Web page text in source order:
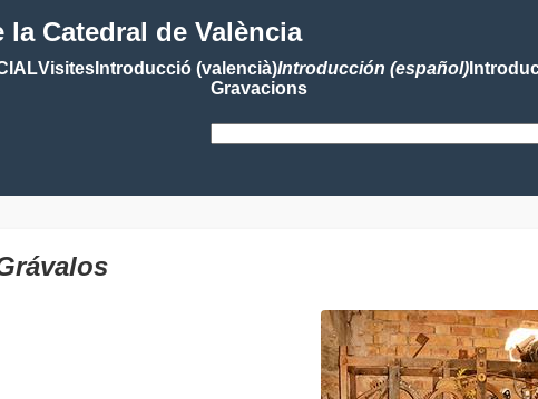
la Catedral de València
VisitesIntroducció (valencià)Introducción (español)
Gravacions